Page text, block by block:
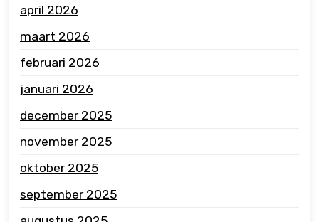
april 2026
maart 2026
februari 2026
januari 2026
december 2025
november 2025
oktober 2025
september 2025